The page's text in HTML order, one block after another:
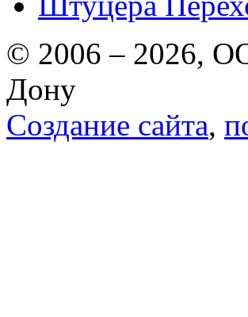
© 2006 – 2026,
Дону
Создание сайта,